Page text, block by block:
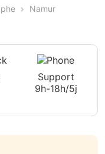
Namur
Support
9h-18h/5j